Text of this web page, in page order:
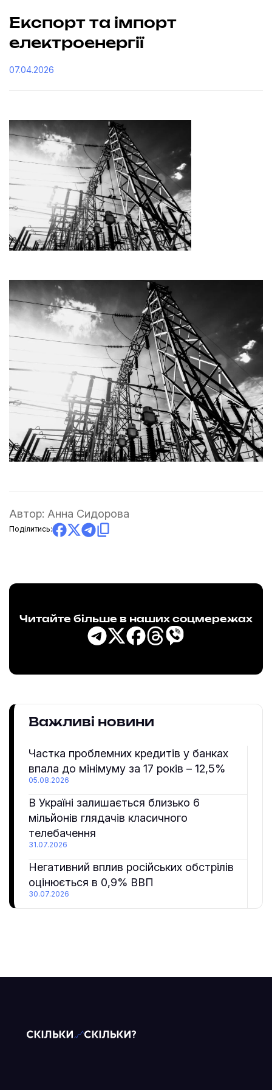
Експорт та імпорт
електроенергії
07.04.2026
Автор: Анна Сидорова
Поділитись:
Читайте більше в наших соцмережах
Важливі новини
Частка проблемних кредитів у банках
впала до мінімуму за 17 років – 12,5%
05.08.2026
В Україні залишається близько 6
мільйонів глядачів класичного
телебачення
31.07.2026
Негативний вплив російських обстрілів
оцінюється в 0,9% ВВП
30.07.2026